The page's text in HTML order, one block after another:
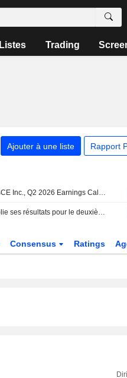
Listes Trading
Ajouter à une liste Rapport
Transcript : BCE Inc., Q2 2026 Earnings Call, Aug 06, 2026
BCE Inc. publie ses résultats pour le deuxième trimestre et le premier semestre clos le 30 juin 2026
Consensus Ratings